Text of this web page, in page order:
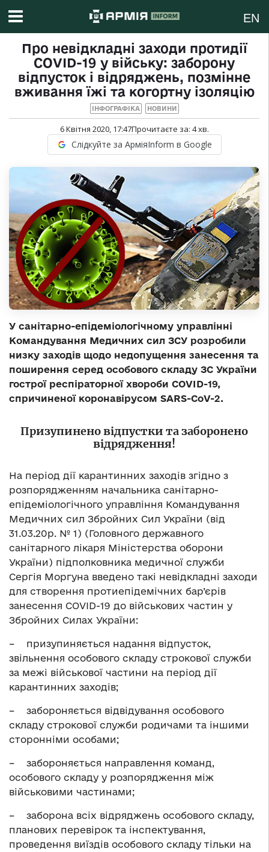
EN
Про невідкладні заходи протидії
СOVID-19 у війську: заборону
відпусток і відряджень, позмінне
вживання їжі та когортну ізоляцію
ІНФОГРАФІКА НОВИНИ
6 Квітня 2020, 17:47Прочитаєте за: 4хв.
Слідкуйте за АрміяInform в Google
У санітарно-епідеміологічному управлінні
Командування Медичних сил ЗСУ розробили
низку заходів щодо недопущення занесення та
поширення серед особового складу ЗС України
гострої респіраторної хвороби СOVID-19,
спричиненої коронавірусом SARS-CoV-2.
Призупинено відпустки та заборонено
відрядження!
На період дії карантинних заходів згідно з
розпорядженням начальника санітарно-
епідеміологічного управління Командування
Медичних сил Збройних Сил України (від
31.03.20р. № 1) (Головного державного
санітарного лікаря Міністерства оборони
України) підполковника медичної служби
Сергія Моргуна введено такі невідкладні заходи
для створення протиепідемічних бар’єрів
занесення СOVID-19 до військових частин у
Збройних Силах України:
– призупиняється надання відпусток,
звільнення особового складу строкової служби
за межі військової частини на період дії
карантинних заходів;
– забороняється відвідування особового
складу строкової служби родичами та іншими
сторонніми особами;
– забороняється направлення команд,
особового складу у розпорядження між
військовими частинами;
– заборона всіх відряджень особового складу,
планових перевірок та інспектування,
проведення виїздів особового складу тільки на